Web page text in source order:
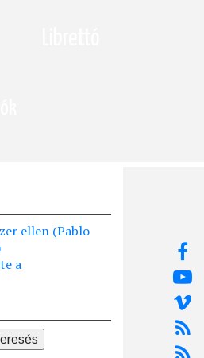
ellen (Pablo
a